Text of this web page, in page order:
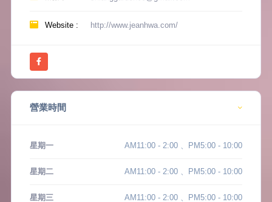
Website : http://www.jeanhwa.com/
營業時間
星期一 AM11:00 - 2:00 、PM5:00 - 10:00
星期二 AM11:00 - 2:00 、PM5:00 - 10:00
星期三 AM11:00 - 2:00 、PM5:00 - 10:00